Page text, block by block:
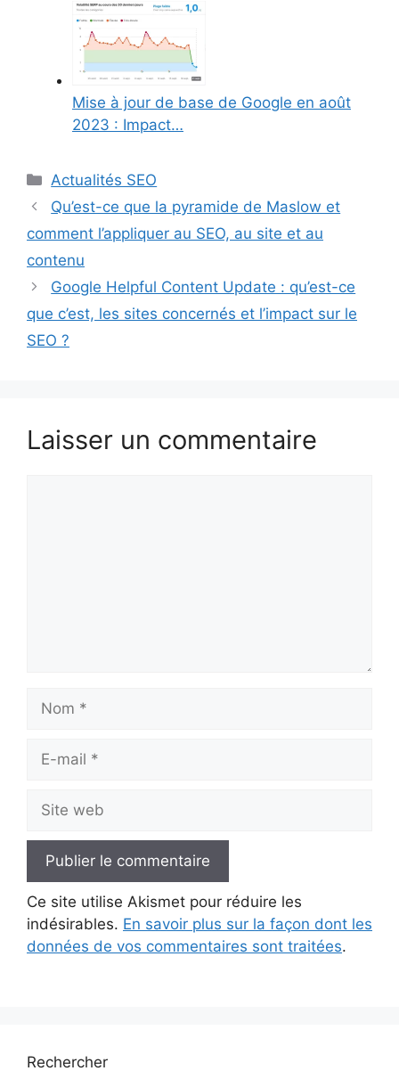
Mise à jour de base de Google en août
2023 : Impact…
Catégories
Actualités SEO
Qu’est-ce que la pyramide de Maslow et
comment l’appliquer au SEO, au site et au
contenu
Google Helpful Content Update : qu’est-ce
que c’est, les sites concernés et l’impact sur le
SEO ?
Laisser un commentaire
mail
web
Ce site utilise Akismet pour réduire les
indésirables. En savoir plus sur la façon dont les
données de vos commentaires sont traitées.
Rechercher